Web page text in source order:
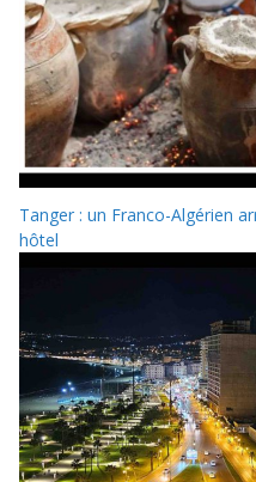
Tanger : un Franco-Algérien
hôtel